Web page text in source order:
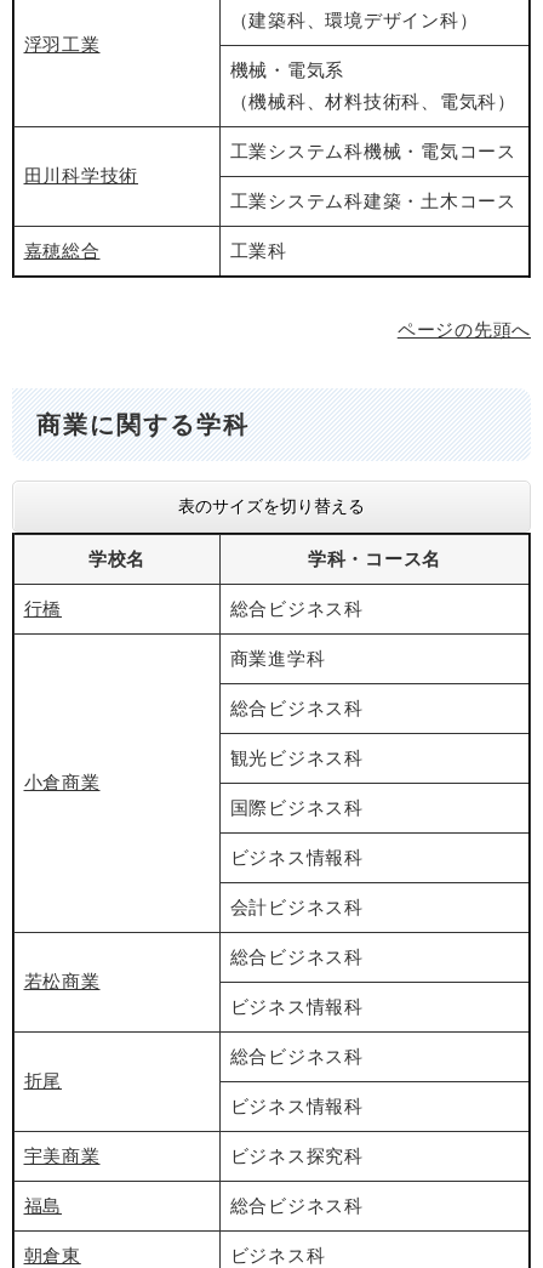
浮羽工業
（建築科、環境デザイン科）
機械・電気系
（機械科、材料技術科、電気科）
田川科学技術
工業システム科機械・電気コース
工業システム科建築・土木コース
嘉穂総合 工業科
ページの先頭へ
商業に関する学科
表のサイズを切り替える
学校名 学科・コース名
行橋 総合ビジネス科
小倉商業
商業進学科
総合ビジネス科
観光ビジネス科
国際ビジネス科
ビジネス情報科
会計ビジネス科
若松商業
総合ビジネス科
ビジネス情報科
折尾
総合ビジネス科
ビジネス情報科
宇美商業 ビジネス探究科
福島 総合ビジネス科
朝倉東 ビジネス科